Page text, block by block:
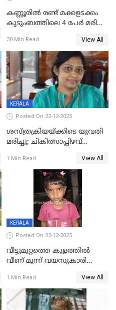
കണ്ണൂരിൽ രണ്ട് മക്കളടക്കം
കുടുംബത്തിലെ 4 പേർ മരിച്ച
30 Min Read View All
KERALA
Posted On 22-12-2025
ശസ്ത്രക്രിയയ്‌ക്കിടെ യുവതി
മരിച്ചു; ചികിത്സാപ്പിഴവ്
സംഭവം മാവേലിക്കരയിൽ
1 Min Read View All
KERALA
Posted On 22-12-2025
വീട്ടുമുറ്റത്തെ കുളത്തിൽ
വീണ് മൂന്ന് വയസുകാരി
1 Min Read View All